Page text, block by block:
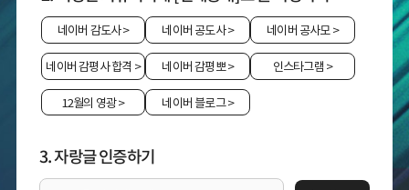
네이버 감도사> 네이버 공도사> 네이버 공사모>
네이버 감평사 합격 > 네이버 감평뽀> 인스타그램 >
12월의 영광> 네이버 블로그>
3. 자랑글 인증하기